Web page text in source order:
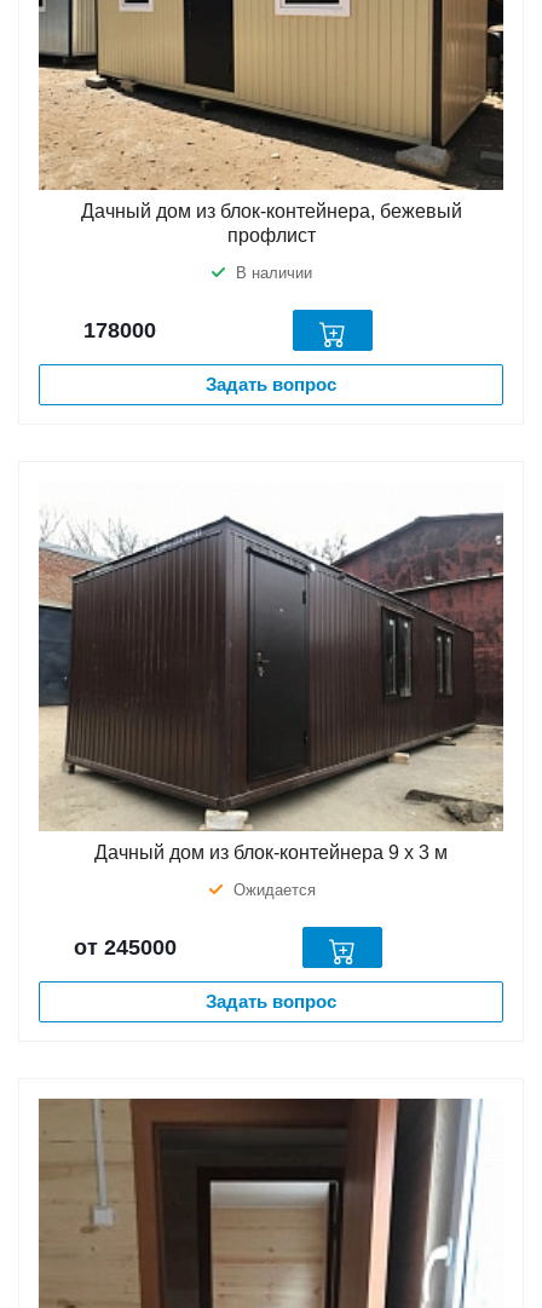
Дачный дом из блок-контейнера, бежевый
профлист
В наличии
178000
Задать вопрос
Дачный дом из блок-контейнера 9 х 3 м
Ожидается
от 245000
Задать вопрос